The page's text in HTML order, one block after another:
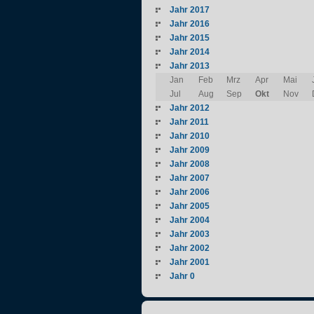
Jahr 2017
Jahr 2016
Jahr 2015
Jahr 2014
Jahr 2013
Jan
Feb Mrz Apr Mai
Jul
Aug Sep Okt Nov
Jahr 2012
Jahr 2011
Jahr 2010
Jahr 2009
Jahr 2008
Jahr 2007
Jahr 2006
Jahr 2005
Jahr 2004
Jahr 2003
Jahr 2002
Jahr 2001
Jahr 0